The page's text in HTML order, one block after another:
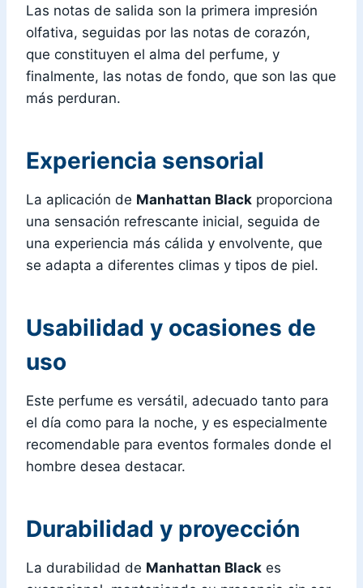
Las notas de salida son la primera impresión
olfativa, seguidas por las notas de corazón,
que constituyen el alma del perfume, y
finalmente, las notas de fondo, que son las que
más perduran.
Experiencia sensorial
La aplicación de Manhattan Black proporciona
una sensación refrescante inicial, seguida de
una experiencia más cálida y envolvente, que
se adapta a diferentes climas y tipos de piel.
Usabilidad y ocasiones de
uso
Este perfume es versátil, adecuado tanto para
el día como para la noche, y es especialmente
recomendable para eventos formales donde el
hombre desea destacar.
Durabilidad y proyección
La durabilidad de Manhattan Black es